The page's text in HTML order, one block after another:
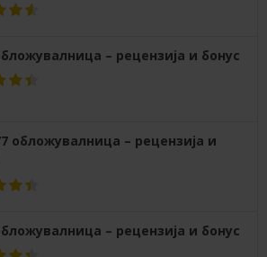
– рецензија и бонус
обложувалница – рецензија и
– рецензија и бонус